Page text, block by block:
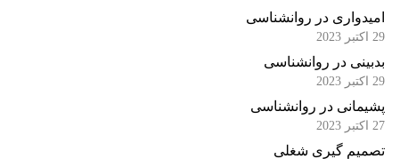
امیدواری در روانشناسی
29 اکتبر 2023
بدبینی در روانشناسی
29 اکتبر 2023
پشیمانی در روانشناسی
27 اکتبر 2023
تصمیم گیری شغلی